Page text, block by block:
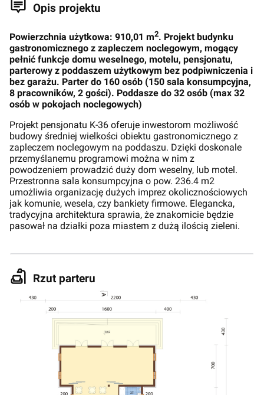
Opis projektu
Powierzchnia użytkowa: 910,01 m2. Projekt budynku
gastronomicznego z zapleczem noclegowym, mogący
pełnić funkcje domu weselnego, motelu, pensjonatu,
parterowy z poddaszem użytkowym bez podpiwniczenia i
bez garażu. Parter do 160 osób (150 sala konsumpcyjna,
8 pracowników, 2 gości). Poddasze do 32 osób (max 32
osób w pokojach noclegowych)
Projekt pensjonatu K-36 oferuje inwestorom możliwość
budowy średniej wielkości obiektu gastronomicznego z
zapleczem noclegowym na poddaszu. Dzięki doskonale
przemyślanemu programowi można w nim z
powodzeniem prowadzić duży dom weselny, lub motel.
Przestronna sala konsumpcyjna o pow. 236.4 m2
umożliwia organizację dużych imprez okolicznościowych
jak komunie, wesela, czy bankiety firmowe. Elegancka,
tradycyjna architektura sprawia, że znakomicie będzie
pasował na działki poza miastem z dużą ilością zieleni.
Rzut parteru